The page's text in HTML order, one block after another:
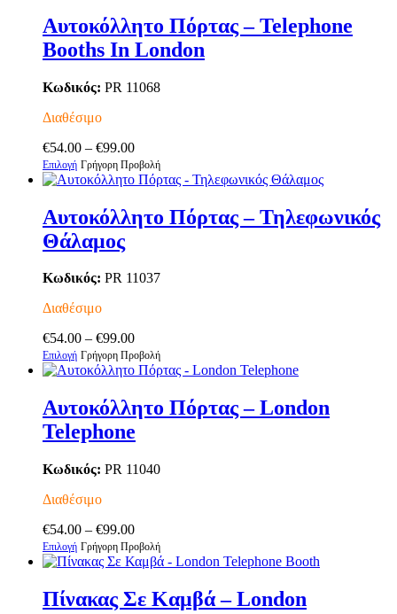
Αυτοκόλλητο Πόρτας – Telephone
Booths In London
Κωδικός: PR 11068
Διαθέσιμο
€54.00 – €99.00Price
range:
€54.00
€99.00
Επιλογή Αυτό
το
πολλαπλές
παραλλαγές.
επιλογές
μπορούν
να
στη
σελίδα
του
Γρήγορη Προβολή
Αυτοκόλλητο Πόρτας – Τηλεφωνικός
Θάλαμος
Κωδικός: PR 11037
Διαθέσιμο
€54.00 – €99.00Price
range:
€54.00
€99.00
Επιλογή Αυτό
το
έχει
πολλαπλές
παραλλαγές.
επιλογές
μπορούν
να
στη
σελίδα
του
Γρήγορη Προβολή
Αυτοκόλλητο Πόρτας – London
Telephone
Κωδικός: PR 11040
Διαθέσιμο
€54.00 – €99.00Price
range:
€54.00
€99.00
Επιλογή Αυτό
το
πολλαπλές
Γρήγορη Προβολή
Πίνακας Σε Καμβά – London